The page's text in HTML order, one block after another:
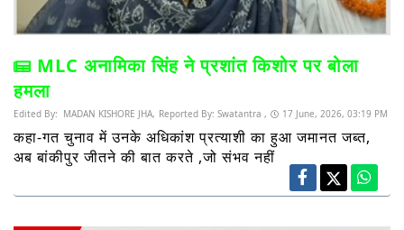
MLC अनामिका सिंह ने प्रशांत किशोर पर बोला
हमला
Edited By: MADAN KISHORE JHA, Reported By: Swatantra , 17 June, 2026, 03:19 PM
कहा-गत चुनाव में उनके अधिकांश प्रत्याशी का हुआ जमानत जब्त,
अब बांकीपुर जीतने की बात करते ,जो संभव नहीं